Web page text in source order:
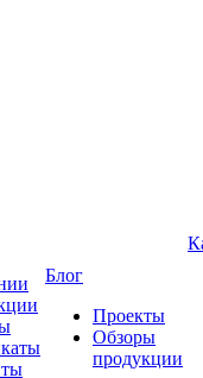
Блог
Проекты
Обзоры
продукции